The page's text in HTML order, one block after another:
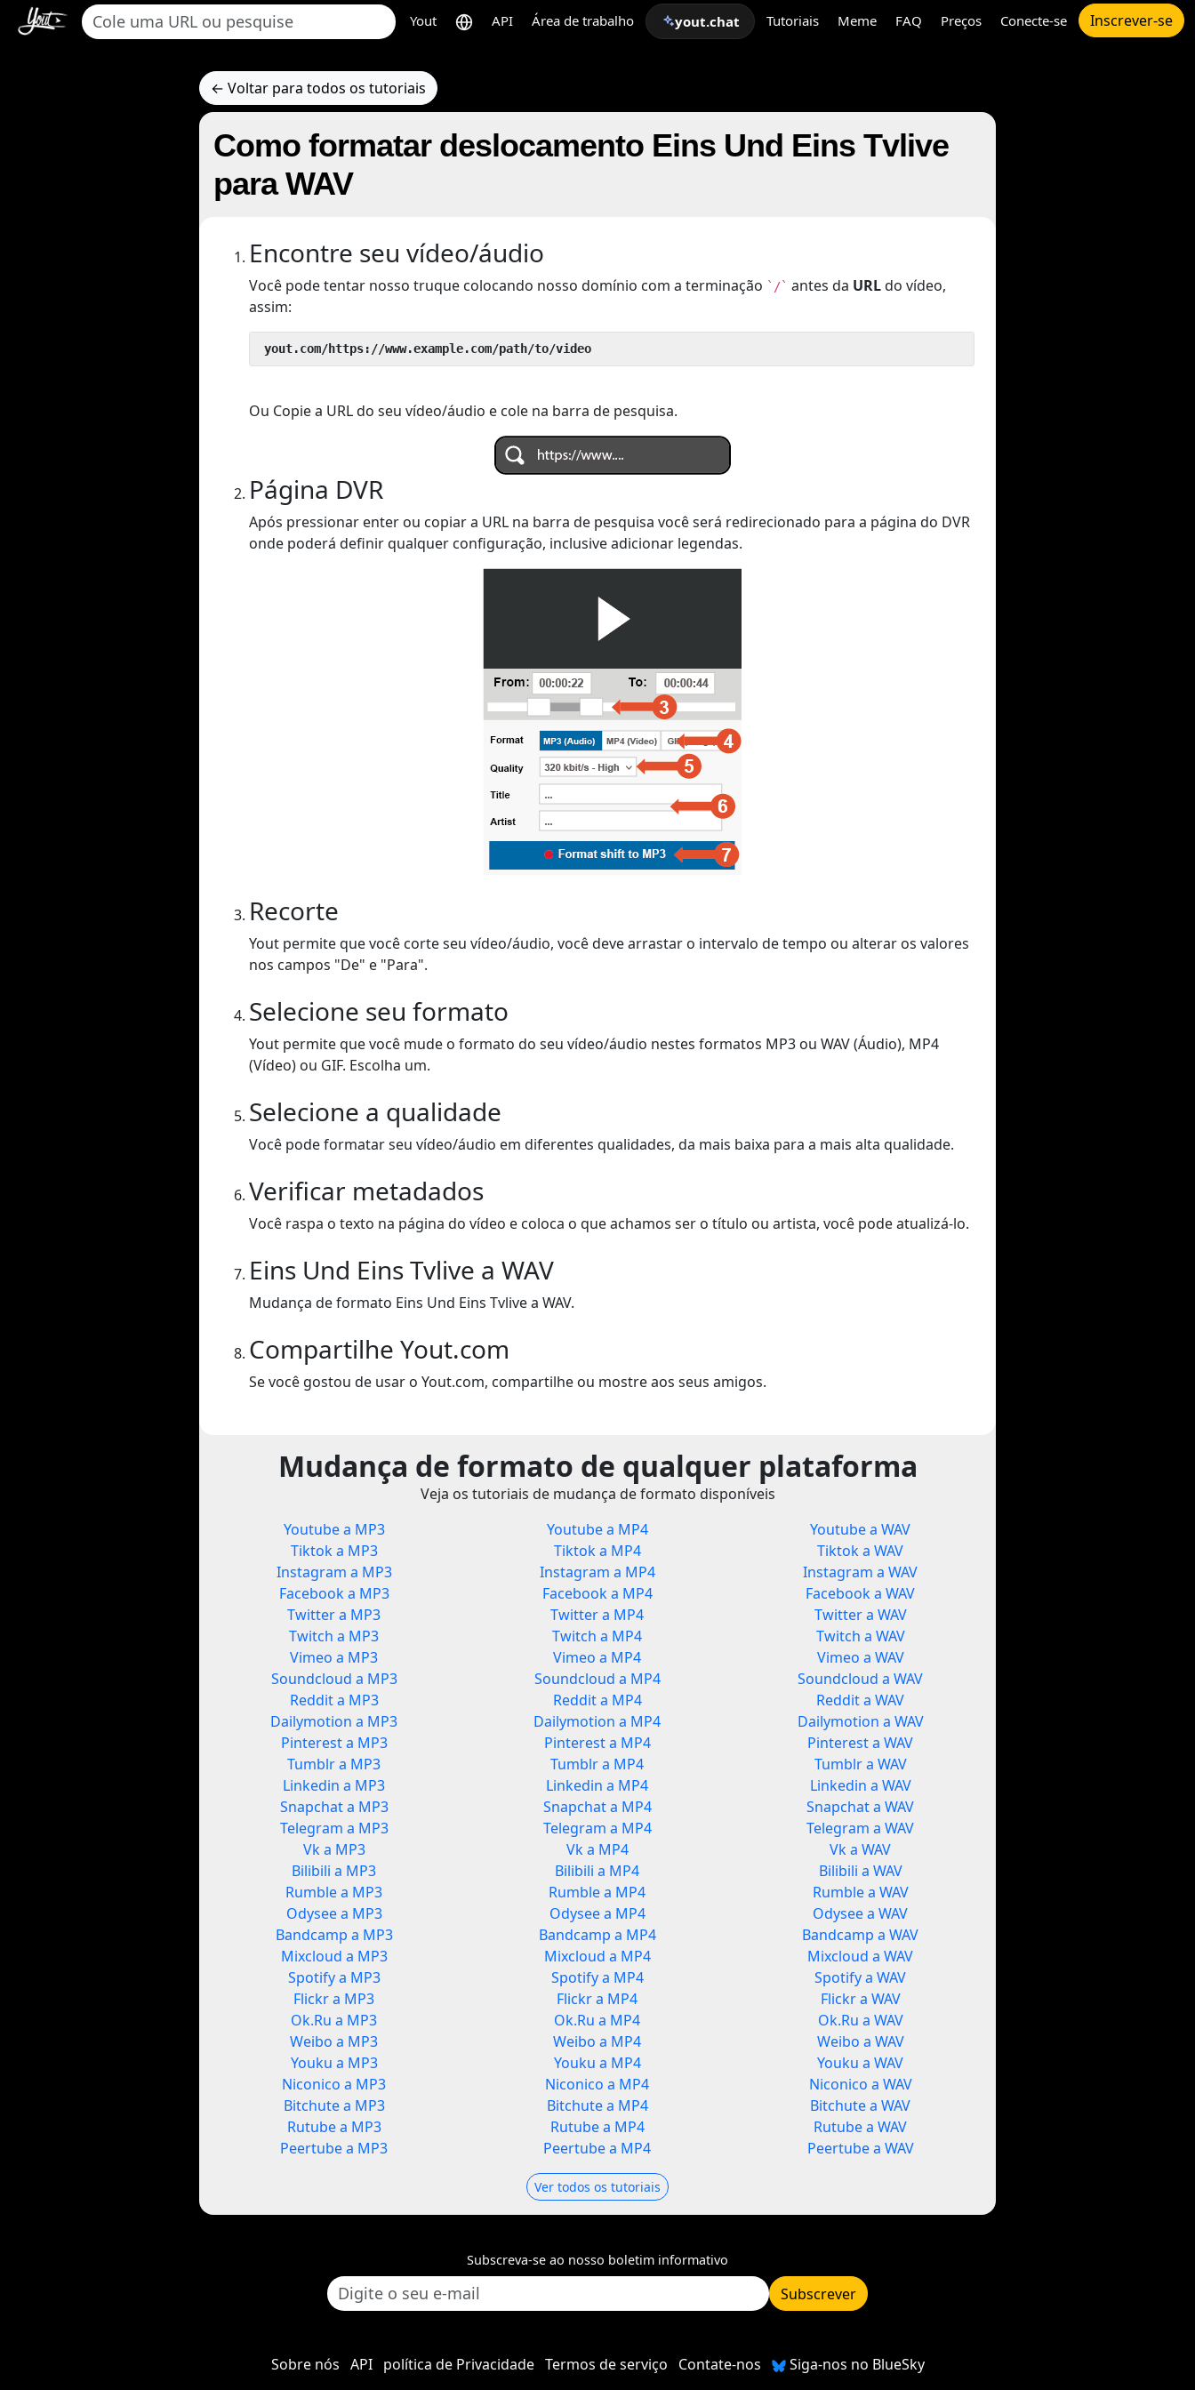
Yout API Área de trabalho yout.chat Tutoriais Meme FAQ Preços Conecte-se Inscrever-se
← Voltar para todos os tutoriais
Como formatar deslocamento Eins Und Eins Tvlive
para WAV
Encontre seu vídeo/áudio
Você pode tentar nosso truque colocando nosso domínio com a terminação `/` antes da URLdo vídeo,
assim:
yout.com/https://www.example.com/path/to/video
Ou Copie a URL do seu vídeo/áudio e cole na barra de pesquisa.
Página DVR
Após pressionar enter ou copiar a URL na barra de pesquisa você será redirecionado para a página do DVR
onde poderá definir qualquer configuração, inclusive adicionar legendas.
Recorte
Yout permite que você corte seu vídeo/áudio, você deve arrastar o intervalo de tempo ou alterar os valores
nos campos "De" e "Para".
Selecione seu formato
Yout permite que você mude o formato do seu vídeo/áudio nestes formatos MP3 ou WAV (Áudio), MP4
(Vídeo) ou GIF. Escolha um.
Selecione a qualidade
Você pode formatar seu vídeo/áudio em diferentes qualidades, da mais baixa para a mais alta qualidade.
Verificar metadados
Você raspa o texto na página do vídeo e coloca o que achamos ser o título ou artista, você pode atualizá-lo.
Eins Und Eins Tvlive a WAV
Mudança de formato Eins Und Eins Tvlive a WAV.
Compartilhe Yout.com
Se você gostou de usar o Yout.com, compartilhe ou mostre aos seus amigos.
Mudança de formato de qualquer plataforma
Veja os tutoriais de mudança de formato disponíveis
Youtube a MP3
Tiktok a MP3
Instagram a MP3
Facebook a MP3
Twitter a MP3
Twitch a MP3
Vimeo a MP3
Soundcloud a MP3
Reddit a MP3
Dailymotion a MP3
Pinterest a MP3
Tumblr a MP3
Linkedin a MP3
Snapchat a MP3
Telegram a MP3
Vk a MP3
Bilibili a MP3
Rumble a MP3
Odysee a MP3
Bandcamp a MP3
Mixcloud a MP3
Spotify a MP3
Flickr a MP3
Ok.Ru a MP3
Weibo a MP3
Youku a MP3
Niconico a MP3
Bitchute a MP3
Rutube a MP3
Peertube a MP3
Youtube a MP4
Tiktok a MP4
Instagram a MP4
Facebook a MP4
Twitter a MP4
Twitch a MP4
Vimeo a MP4
Soundcloud a MP4
Reddit a MP4
Dailymotion a MP4
Pinterest a MP4
Tumblr a MP4
Linkedin a MP4
Snapchat a MP4
Telegram a MP4
Vk a MP4
Bilibili a MP4
Rumble a MP4
Odysee a MP4
Bandcamp a MP4
Mixcloud a MP4
Spotify a MP4
Flickr a MP4
Ok.Ru a MP4
Weibo a MP4
Youku a MP4
Niconico a MP4
Bitchute a MP4
Rutube a MP4
Peertube a MP4
Youtube a WAV
Tiktok a WAV
Instagram a WAV
Facebook a WAV
Twitter a WAV
Twitch a WAV
Vimeo a WAV
Soundcloud a WAV
Reddit a WAV
Dailymotion a WAV
Pinterest a WAV
Tumblr a WAV
Linkedin a WAV
Snapchat a WAV
Telegram a WAV
Vk a WAV
Bilibili a WAV
Rumble a WAV
Odysee a WAV
Bandcamp a WAV
Mixcloud a WAV
Spotify a WAV
Flickr a WAV
Ok.Ru a WAV
Weibo a WAV
Youku a WAV
Niconico a WAV
Bitchute a WAV
Rutube a WAV
Peertube a WAV
Ver todos os tutoriais
Subscreva-se ao nosso boletim informativo
Subscrever
Sobre nós API política de Privacidade Termos de serviço Contate-nos Siga-nos no BlueSky